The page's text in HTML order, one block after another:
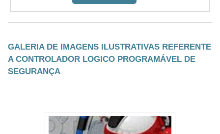
GALERIA DE IMAGENS ILUSTRATIVAS REFERENTE
A CONTROLADOR LOGICO PROGRAMÁVEL DE
SEGURANÇA